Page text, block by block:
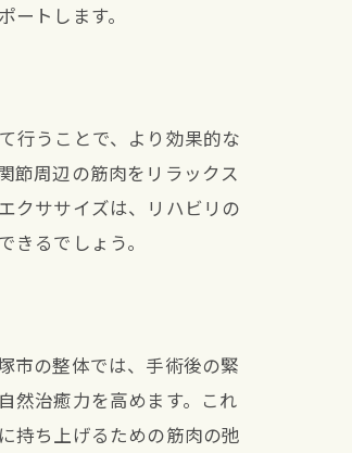
トします。
行うことで、より効果的な
節周辺の筋肉をリラックス
クササイズは、リハビリの
るでしょう。
市の整体では、手術後の緊
然治癒力を高めます。これ
持ち上げるための筋肉の弛